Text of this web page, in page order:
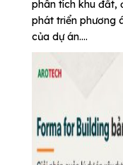
phân tích khu đất,
phát triển phương
của dự án....